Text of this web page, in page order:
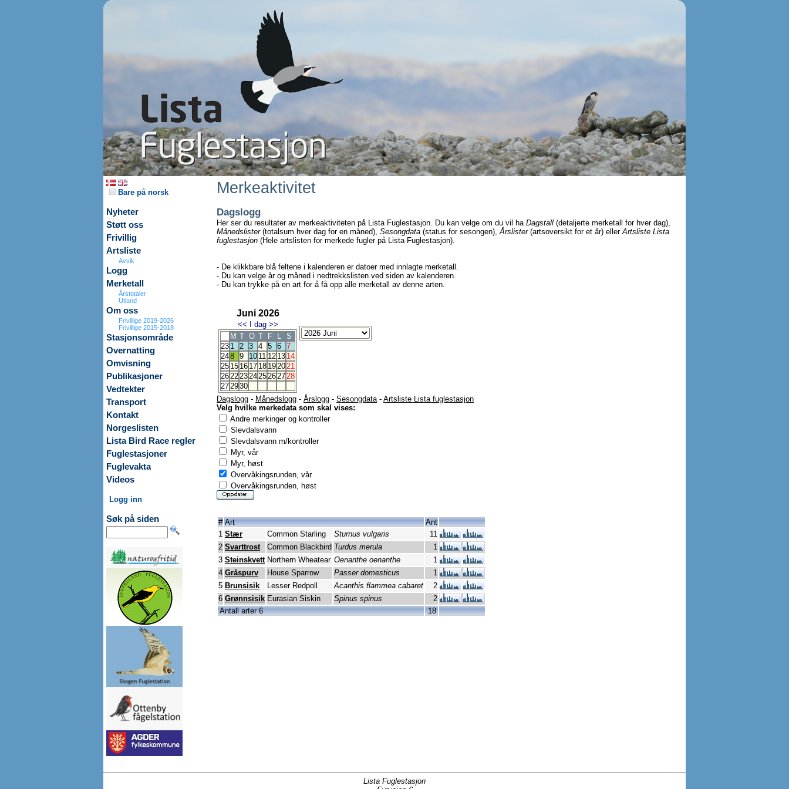
Bare på norsk
Nyheter
Støtt oss
Frivillig
Artsliste
Avvik
Logg
Merketall
Årstotaler
Utland
Om oss
Frivillige 2019-2026
Frivillige 2015-2018
Stasjonsområde
Overnatting
Omvisning
Publikasjoner
Vedtekter
Transport
Kontakt
Norgeslisten
Lista Bird Race regler
Fuglestasjoner
Fuglevakta
Videos
Logg inn
Søk på siden
Merkeaktivitet
Dagslogg
Her ser du resultater av merkeaktiviteten på Lista Fuglestasjon. Du kan velge om du vil ha Dagstall (detaljerte merketall for hver dag),
Månedslister(totalsum hver dag for en måned), Sesongdata (status for sesongen),Årslister(artsoversikt for et år) ellerArtsliste Lista
fuglestasjon (Hele artslisten for merkede fugler på Lista Fuglestasjon).
- De klikkbare blå feltene i kalenderen er datoer med innlagte merketall.
- Du kan velge år og måned i nedtrekkslisten ved siden av kalenderen.
- Du kan trykke på en art for å få opp alle merketall av denne arten.
Juni 2026
<< I dag >>
M T O T F L
S
23 1 2 3 4 5 6 7
248 9 10 11 12 13 14
25 15 16 17 18 192021
2622232425262728
272930
Dagslogg - Månedslogg - Årslogg - Sesongdata- Artsliste Lista fuglestasjon
Velg hvilke merkedata som skal vises:
Andre merkinger og kontroller
Slevdalsvann
Slevdalsvann m/kontroller
Myr, vår
Myr, høst
Overvåkingsrunden, vår
Overvåkingsrunden, høst
# Art
Ant
1 Stær Common Starling Sturnus vulgaris
11
2 Svarttrost Common Blackbird Turdus merula
1
3 Steinskvett Northern Wheatear Oenanthe oenanthe
1
4 Gråspurv House Sparrow Passer domesticus
1
5 Brunsisik Lesser Redpoll Acanthis flammea cabaret
2
6 Grønnsisik Eurasian Siskin Spinus spinus
2
Antall arter 6
18
Lista Fuglestasjon